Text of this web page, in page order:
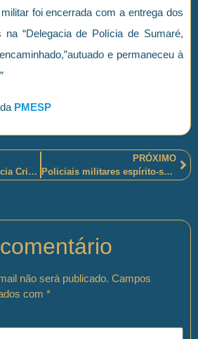
militar foi encerrada com a entrega dos
na “Delegacia de Polícia de Sumaré,
e permaneceu à
PMESP
“1º Seminário de Perícia Criminal Militar” será realizado pela Polícia Militar do Estado do Rio de Janeiro
PRÓXIMO
Policiais militares espírito-santenses atuaram na “Operação Divisa Segura” e prenderam três homens e apreenderam drogas
não será publicado. Campos
com *